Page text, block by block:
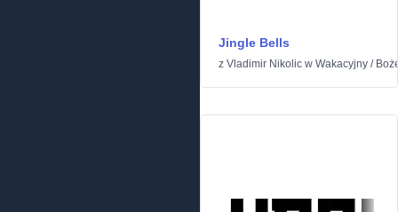
Jingle Bells
z Vladimir Nikolic w Wakacyjny /